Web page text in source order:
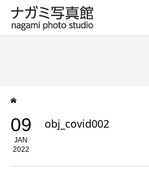
09
JAN
2022
obj_covid002